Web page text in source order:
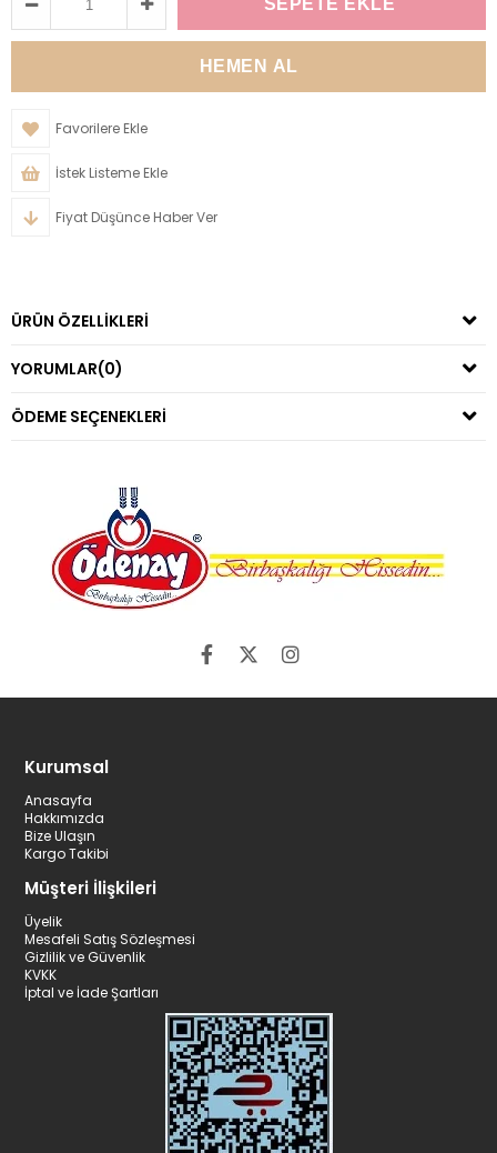
Favorilere Ekle
İstek Listeme Ekle
Fiyat Düşünce Haber Ver
ÜRÜN ÖZELLIKLERI
YORUMLAR(0)
ÖDEME SEÇENEKLERI
Kurumsal
Anasayfa
Hakkımızda
Bize Ulaşın
Kargo Takibi
Müşteri İlişkileri
Üyelik
Mesafeli Satış Sözleşmesi
Gizlilik ve Güvenlik
KVKK
İptal ve İade Şartları